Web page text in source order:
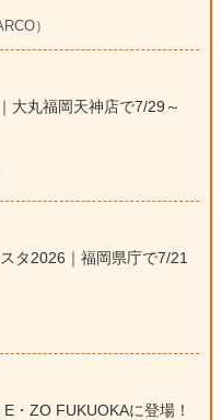
）
大丸福岡天神店で7/29～
タ2026｜福岡県庁で7/21
・ZO FUKUOKAに登場！